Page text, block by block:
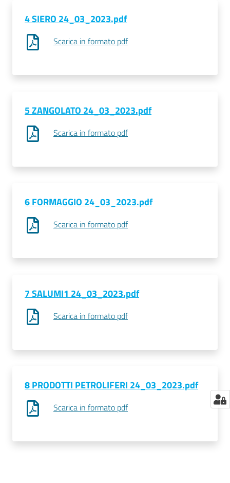
Seguici
4 SIERO 24_03_2023.pdf
Scarica in formato pdf
5 ZANGOLATO 24_03_2023.pdf
Scarica in formato pdf
6 FORMAGGIO 24_03_2023.pdf
Scarica in formato pdf
7 SALUMI1 24_03_2023.pdf
Scarica in formato pdf
8 PRODOTTI PETROLIFERI 24_03_2023.pdf
Scarica in formato pdf